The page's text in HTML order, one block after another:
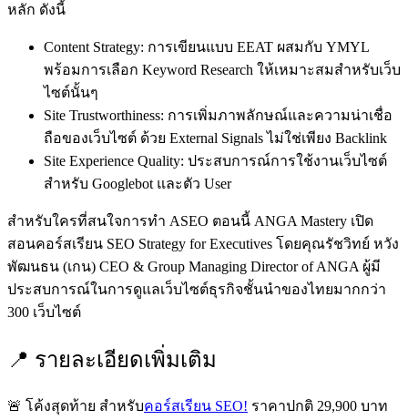
หลัก ดังนี้
Content Strategy: การเขียนแบบ EEAT ผสมกับ YMYL
พร้อมการเลือก Keyword Research ให้เหมาะสมสำหรับเว็บ
ไซต์นั้นๆ
Site Trustworthiness: การเพิ่มภาพลักษณ์และความน่าเชื่อ
ถือของเว็บไซต์ ด้วย External Signals ไม่ใช่เพียง Backlink
Site Experience Quality: ประสบการณ์การใช้งานเว็บไซต์
สำหรับ Googlebot และตัว User
สำหรับใครที่สนใจการทำ ASEO ตอนนี้ ANGA Mastery เปิด
สอนคอร์สเรียน SEO Strategy for Executives โดยคุณรัชวิทย์ หวัง
พัฒนธน (เกน) CEO & Group Managing Director of ANGA ผู้มี
ประสบการณ์ในการดูแลเว็บไซต์ธุรกิจชั้นนำของไทยมากกว่า
300 เว็บไซต์
📍 รายละเอียดเพิ่มเติม
🚨 โค้งสุดท้าย สำหรับคอร์สเรียน SEO! ราคาปกติ 29,900 บาท